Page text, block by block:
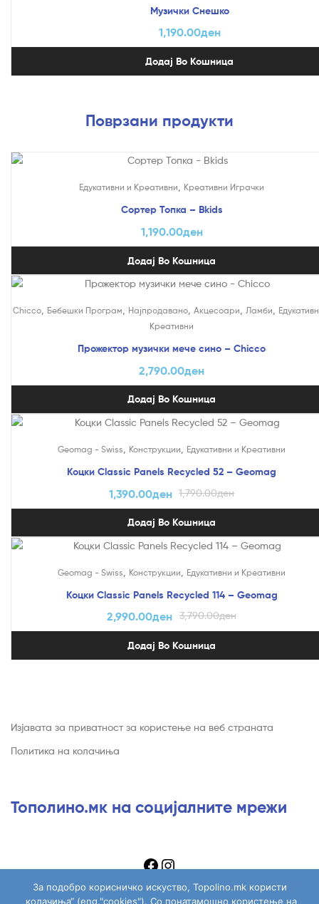
Музички Снешко
1,190.00ден
Додај Во Кошница
Поврзани продукти
Едукативни и Креативни Креативни Играчки
Сортер Топка – Bkids
1,190.00ден
Додај Во Кошница
Chicco, Бебешки Програм Најпродавано, Акцесоари Ламби
Креативни
Прожектор музички мече сино – Chicco
2,790.00ден
Додај Во Кошница
Geomag - Swiss Конструкции Едукативни и Креативни
Коцки Classic Panels Recycled 52 – Geomag
1,790.00ден
1,390.00ден
Додај Во Кошница
Geomag - Swiss Конструкции Едукативни и Креативни
Коцки Classic Panels Recycled 114 – Geomag
3,790.00ден
2,990.00ден
Додај Во Кошница
Изјавата за приватност за користење на веб страната
Политика на колачиња
Тополино.мк на социјалните мрежи
За подобро корисничко искуство, Topolino.mk користи
„колачиња“ (eng."cookies"). Со понатамошно користење на